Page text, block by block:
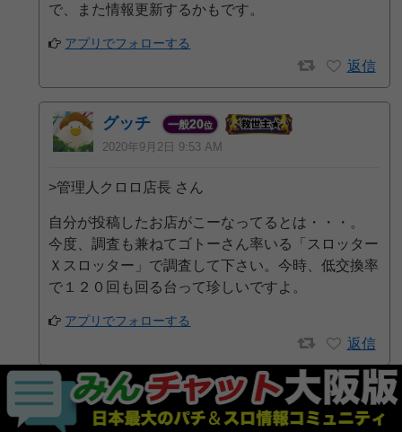
で、また情報更新するかもです。
アプリでフォローする
返信
グッチ 一般20位
2020年9月2日 9:53 AM
>管理人クロロ店長 さん
自分が投稿したお店がこーなってるとは・・・。
今度、調査も兼ねてゴトーさん率いる「スロッター
Ｘスロッター」で調査して下さい。今時、低交換率
で１２０回も回る台って珍しいですよ。
アプリでフォローする
返信
匿名
2020年8月29日 1:45 AM